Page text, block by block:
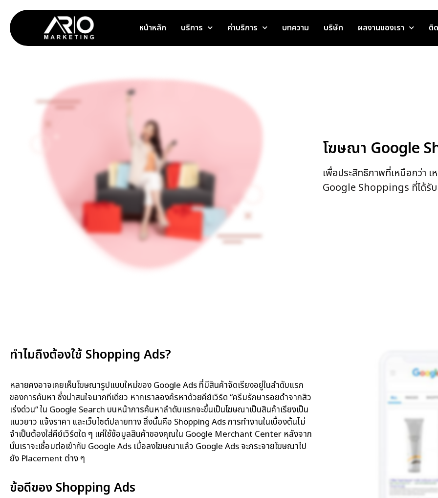
หน้าหลัก บริการ ค่าบริการ บทความ บริษัท ผลงานของเรา ติ
โฆษณา Google
เพื่อประสิทธิภาพที่เหนือกว่า
Google Shoppings ที่ได้รับ
ทำไมถึงต้องใช้ Shopping Ads?​
หลายคงอาจเคยเห็นโฆษณารูปแบบใหม่ของ Google Ads ที่มีสินค้าจัดเรียงอยู่ในลำดับแรก
ของการค้นหา ซึ่งน่าสนใจมากทีเดียว หากเราลองค้รหาด้วยคีย์เวิร์ด “ครีมรักษารอยดำจากสิว
เร่งด่วน” ใน Google Search บนหน้าการค้นหาลำดับแรกจะขึ้นเป็นโฆษณาเป็นสินค้าเรียงเป็น
แนวยาว แจ้งราคา และเว็บไซต์ปลายทาง สิ่งนั้นคือ Shopping Ads การทำงานในเบื้องต้นไม่
จำเป็นต้องใส่คีย์เวิร์ดใด ๆ แค่ใช้ข้อมูลสินค้าของคุณใน Google Merchant Center หลังจาก
นั้นเราจะเชื่อมต่อเข้ากับ Google Ads เมื่อลงโฆษณาแล้ว Google Ads จะกระจายโฆษณาไป
ยัง Placement ต่าง ๆ
ข้อดีของ Shopping Ads